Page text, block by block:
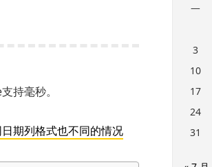
持毫秒。
期列格式也不同的情况
页
一
3
10
17
24
31